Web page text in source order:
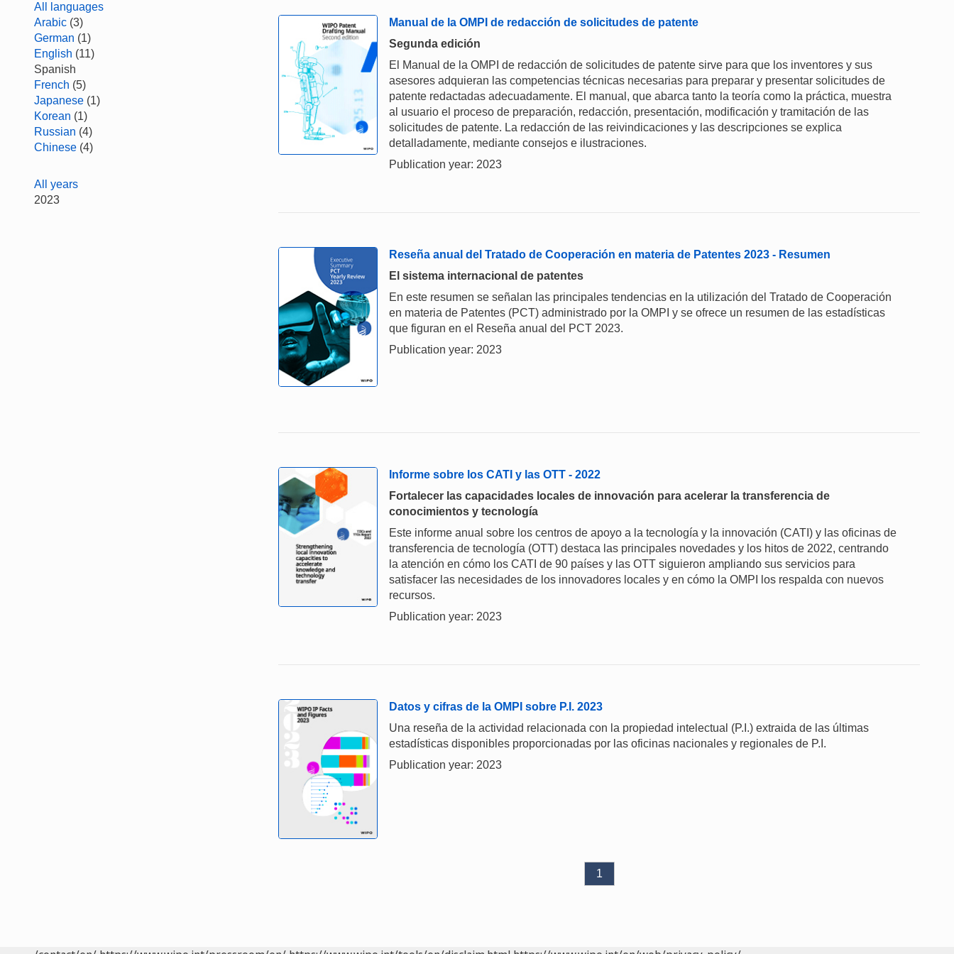
All languages
Arabic (3)
German (1)
English (11)
Spanish
French (5)
Japanese (1)
Korean (1)
Russian (4)
Chinese (4)
All years
2023
Manual de la OMPI de redacción de solicitudes de patente
Segunda edición
El Manual de la OMPI de redacción de solicitudes de patente sirve para que los inventores y sus
asesores adquieran las competencias técnicas necesarias para preparar y presentar solicitudes de
patente redactadas adecuadamente. El manual, que abarca tanto la teoría como la práctica, muestra
al usuario el proceso de preparación, redacción, presentación, modificación y tramitación de las
solicitudes de patente. La redacción de las reivindicaciones y las descripciones se explica
detalladamente, mediante consejos e ilustraciones.
Publication year: 2023
Reseña anual del Tratado de Cooperación en materia de Patentes 2023 - Resumen
El sistema internacional de patentes
En este resumen se señalan las principales tendencias en la utilización del Tratado de Cooperación
en materia de Patentes (PCT) administrado por la OMPI y se ofrece un resumen de las estadísticas
que figuran en el Reseña anual del PCT 2023.
Publication year: 2023
Informe sobre los CATI y las OTT - 2022
Fortalecer las capacidades locales de innovación para acelerar la transferencia de
conocimientos y tecnología
Este informe anual sobre los centros de apoyo a la tecnología y la innovación (CATI) y las oficinas de
transferencia de tecnología (OTT) destaca las principales novedades y los hitos de 2022, centrando
la atención en cómo los CATI de 90 países y las OTT siguieron ampliando sus servicios para
satisfacer las necesidades de los innovadores locales y en cómo la OMPI los respalda con nuevos
recursos.
Publication year: 2023
Datos y cifras de la OMPI sobre P.I. 2023
Una reseña de la actividad relacionada con la propiedad intelectual (P.I.) extraida de las últimas
estadísticas disponibles proporcionadas por las oficinas nacionales y regionales de P.I.
Publication year: 2023
1